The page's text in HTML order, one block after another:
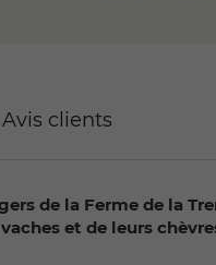
Avis clients
de la Ferme de la
et de leurs